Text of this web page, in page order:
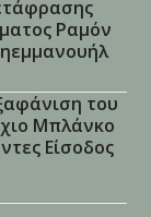
Ραμόν
του
Μπλάνκο
Είσοδος